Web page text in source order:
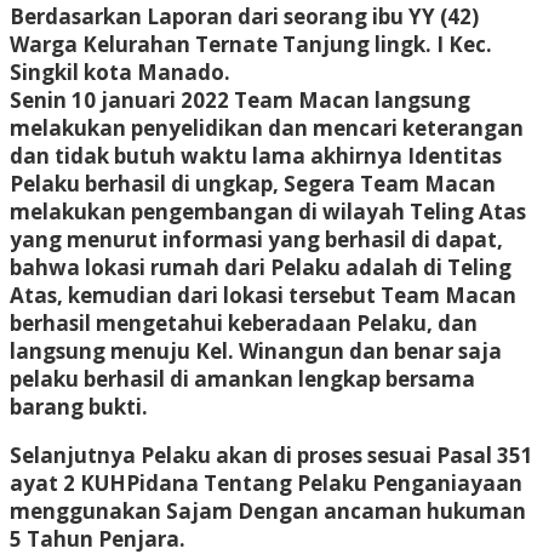
Berdasarkan Laporan dari seorang ibu YY (42)
Warga Kelurahan Ternate Tanjung lingk. I Kec.
Singkil kota Manado.
Senin 10 januari 2022 Team Macan langsung
melakukan penyelidikan dan mencari keterangan
dan tidak butuh waktu lama akhirnya Identitas
Pelaku berhasil di ungkap, Segera Team Macan
melakukan pengembangan di wilayah Teling Atas
yang menurut informasi yang berhasil di dapat,
bahwa lokasi rumah dari Pelaku adalah di Teling
Atas, kemudian dari lokasi tersebut Team Macan
berhasil mengetahui keberadaan Pelaku, dan
langsung menuju Kel. Winangun dan benar saja
pelaku berhasil di amankan lengkap bersama
barang bukti.
Selanjutnya Pelaku akan di proses sesuai Pasal 351
ayat 2 KUHPidana Tentang Pelaku Penganiayaan
menggunakan Sajam Dengan ancaman hukuman
5 Tahun Penjara.